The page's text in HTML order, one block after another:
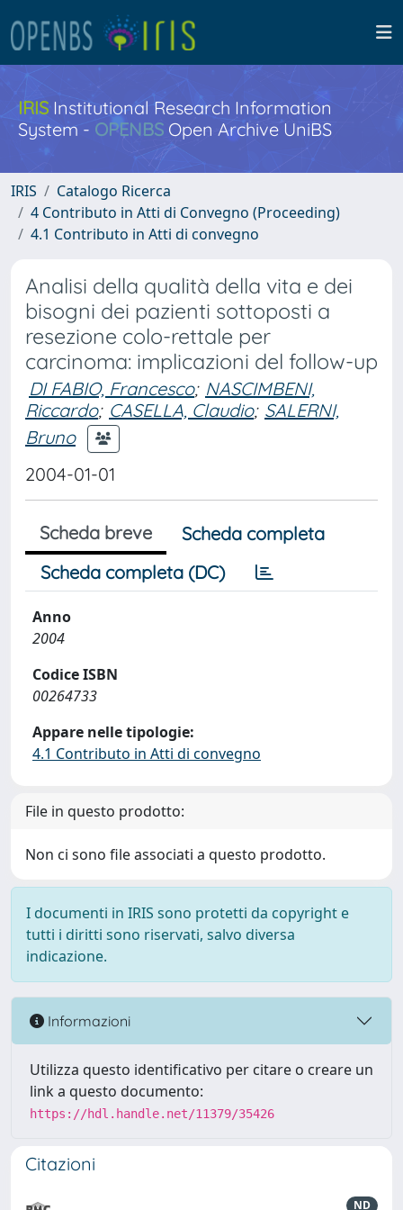
IRISInstitutional Research Information
System - OPENBS Open Archive UniBS
IRIS
Catalogo Ricerca
4 Contributo in Atti di Convegno (Proceeding)
4.1 Contributo in Atti di convegno
Analisi della qualità della vita e dei
bisogni dei pazienti sottoposti a
resezione colo-rettale per
carcinoma: implicazioni del follow-up
DI FABIO, Francesco; NASCIMBENI,
Riccardo; CASELLA, Claudio; SALERNI,
Bruno
2004-01-01
Scheda breve
Scheda completa
Scheda completa (DC)
Anno
2004
Codice ISBN
00264733
Appare nelle tipologie:
4.1 Contributo in Atti di convegno
File in questo prodotto:
Non ci sono file associati a questo prodotto.
I documenti in IRIS sono protetti da copyright e
tutti i diritti sono riservati, salvo diversa
indicazione.
Informazioni
Utilizza questo identificativo per citare o creare un
link a questo documento:
https://hdl.handle.net/11379/35426
Citazioni
ND